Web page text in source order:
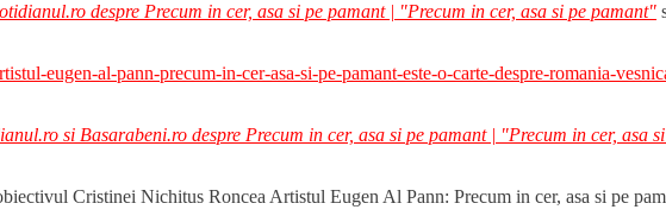
despre Precum in cer, asa si pe pamant | "Precum in cer, asa si pe pamant"
eugen-al-pann-precum-in-cer-asa-si-pe-pamant-este-o-carte-despre-romania-
si Basarabeni.ro despre Precum in cer, asa si pe pamant | "Precum in cer, asa
Cristinei Nichitus Roncea Artistul Eugen Al Pann: Precum in cer, asa si pe